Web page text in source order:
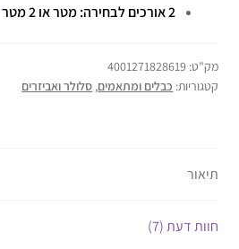
2 אורכים לבחירה: מטר או 2 מטר
מק"ט: 4001271828619
קטגוריות: כבלים ומתאמים, סלולר ואביזרים
תיאור
חוות דעת (7)